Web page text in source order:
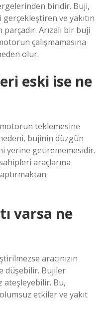
biridir. Buji,
ve yakıtın
Arızalı bir buji
çalışmamasına
olur.
eski ise ne
teklemesine
bujinin düzgün
yerine getirememesidir.
araçlarına
varsa ne
aracınızın
düşebilir. Bujiler
ateşleyebilir. Bu,
etkiler ve yakıt